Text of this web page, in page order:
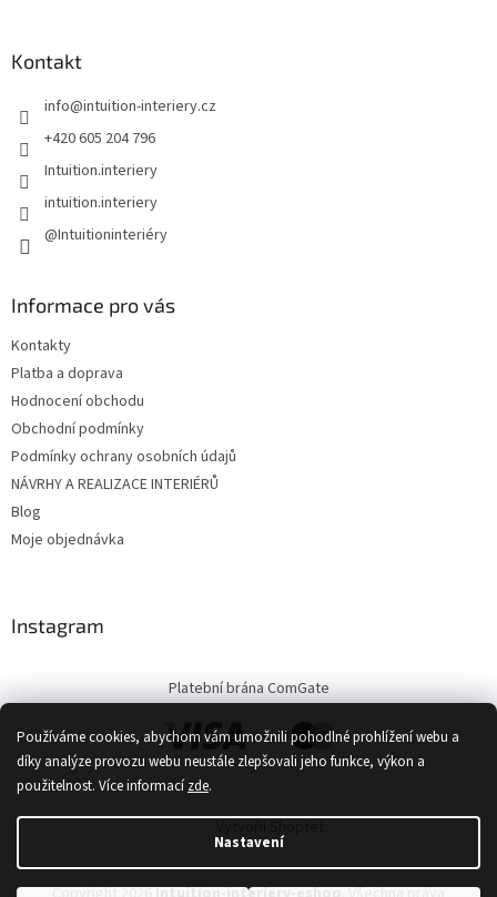
Používáme cookies, abychom vám umožnili pohodlné prohlížení webu a
díky analýze provozu webu neustále zlepšovali jeho funkce, výkon a
použitelnost. Více informacízde.
Nastavení
Kontakt
info@intuition-interiery.cz
+420 605 204 796
Intuition.interiery
intuition.interiery
@Intuitioninteriéry
Informace pro vás
Kontakty
Platba a doprava
Hodnocení obchodu
Obchodní podmínky
Podmínky ochrany osobních údajů
NÁVRHY A REALIZACE INTERIÉRŮ
Blog
Moje objednávka
Instagram
Platební brána ComGate